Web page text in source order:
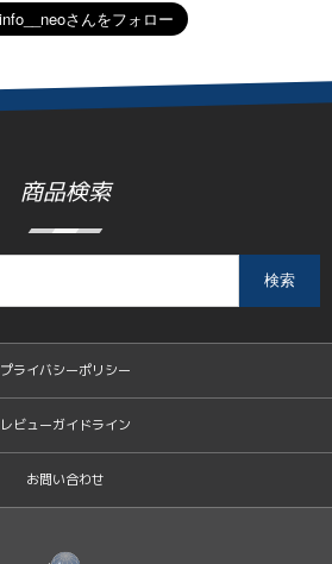
商品検索
検索
プライバシーポリシー
レビューガイドライン
お問い合わせ